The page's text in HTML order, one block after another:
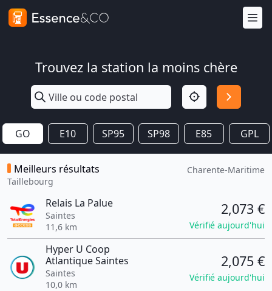
Trouvez la station la moins chère
GO E10 SP95 SP98 E85 GPL
Meilleurs résultats
Taillebourg
Charente-Maritime
Relais La Palue
Saintes
11,6 km
2,073 €
Vérifié aujourd'hui
Hyper U Coop
Atlantique Saintes
Saintes
10,0 km
2,075 €
Vérifié aujourd'hui